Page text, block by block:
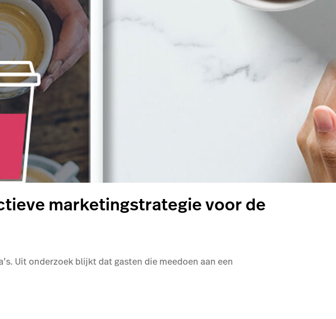
marketingstrategie voor de
Uit onderzoek blijkt dat gasten die meedoen aan een